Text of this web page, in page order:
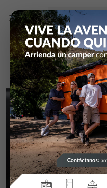
Inicio
Indicadores
Indicador de agua